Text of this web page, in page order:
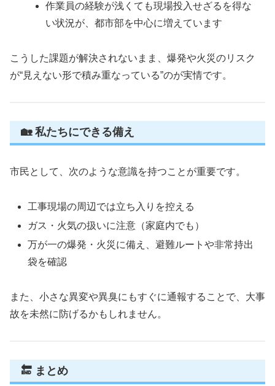
作業員の経験が浅くても現場投入せざるを得な
い状況が、都市部を中心に増えています
こうした課題が解決されないまま、爆発や火災のリスク
が“見えない形で積み重なっている”のが実情です。
🏡 私たちにできる備え
市民として、次のような意識を持つことが重要です。
工事現場の周辺では立ち入りを控える
ガス・火気の扱いに注意（家庭内でも）
万が一の爆発・火災に備え、避難ルートや非常持出
袋を確認
また、小さな異変や異臭にもすぐに通報することで、大事
故を未然に防げるかもしれません。
🔚 まとめ